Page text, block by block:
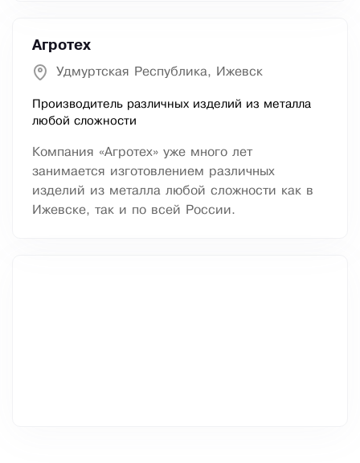
Агротех
Удмуртская Республика, Ижевск
Производитель различных изделий из металла
любой сложности
Компания «Агротех» уже много лет
занимается изготовлением различных
изделий из металла любой сложности как в
Ижевске, так и по всей России.